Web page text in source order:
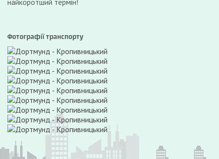
найкоротший термін!
Фотографії транспорту